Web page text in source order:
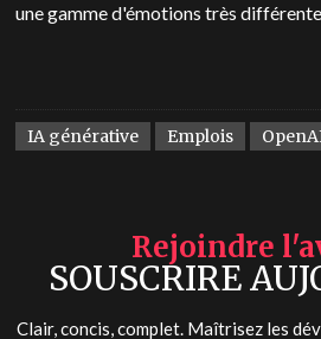
une gamme d'émotions très
IA générative Emplois
Rejoindre
SOUSCRIRE
Clair, concis, complet. Maîtrisez les